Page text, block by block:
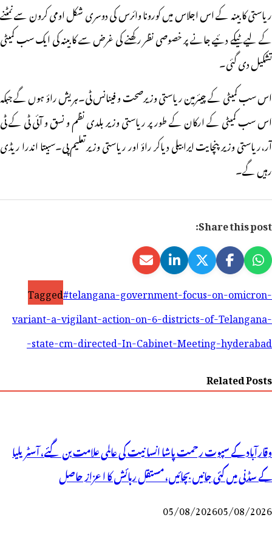
ریاستی کابینہ کے اس اجلاس میں کورونا وائرس کی دوسری شکل اومی کرون سے نمٹنے
کے لیے ٹیکے دئیے جانے پر خصوصی نظر رکھنے کی غرض سے کابینہ کی ایک سب کمیٹی
تشکیل دی گئی۔
اس سب کمیٹی کے چیئرمین ریاستی وزیرصحت و فینانس ٹی۔ہریش راؤ ہوں گے جبکہ
اس سب کمیٹی کے ارکان کے طور پر ریاستی وزیر بلدی نظم و نسق و آئی ٹی کے ٹی
آر،ریاستی وزیر پنچایت ایرابیلی دیاکر راؤ اور ریاستی وزیرتعلیم پی۔سبیتا اندرا ریڈی
رہیں گے۔
Share this post:
Tagged#telangana-government-focus-on-omicron-
variant-a-vigilant-action-on-6-districts-of-Telangana-
state-cm-directed-In-Cabinet-Meeting-hyderabad-
Related Posts
وقارآباد کے سپوت رحمت پاشا انسانیت کی عالمی علامت بن گئے، آسٹریلیا
کے سڈنی میں کئی جانیں بچائیں، مستقل رہائش کا اعزاز حاصل
05/08/202605/08/2026